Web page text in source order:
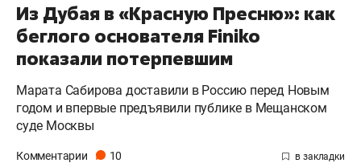
Из Дубая в «Красную Пресню»: как
беглого основателя Finiko
показали потерпевшим
Марата Сабирова доставили в Россию перед Новым
годом и впервые предъявили публике в Мещанском
суде Москвы
Комментарии 10